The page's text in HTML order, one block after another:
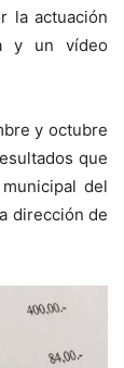
la actuación
y un vídeo
y octubre
que
del
dirección de